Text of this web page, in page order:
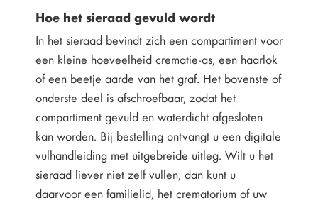
Hoe het sieraad gevuld wordt
In het sieraad bevindt zich een compartiment voor
een kleine hoeveelheid crematie-as, een haarlok
of een beetje aarde van het graf. Het bovenste of
onderste deel is afschroefbaar, zodat het
compartiment gevuld en waterdicht afgesloten
kan worden. Bij bestelling ontvangt u een digitale
vulhandleiding met uitgebreide uitleg. Wilt u het
sieraad liever niet zelf vullen, dan kunt u
daarvoor een familielid, het crematorium of uw